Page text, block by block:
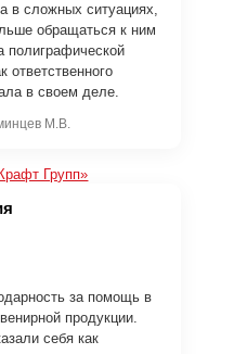
в сложных ситуациях,
обращаться к ним
полиграфической
ответственного
в своем деле.
М.В.
за помощь в
продукции.
себя как